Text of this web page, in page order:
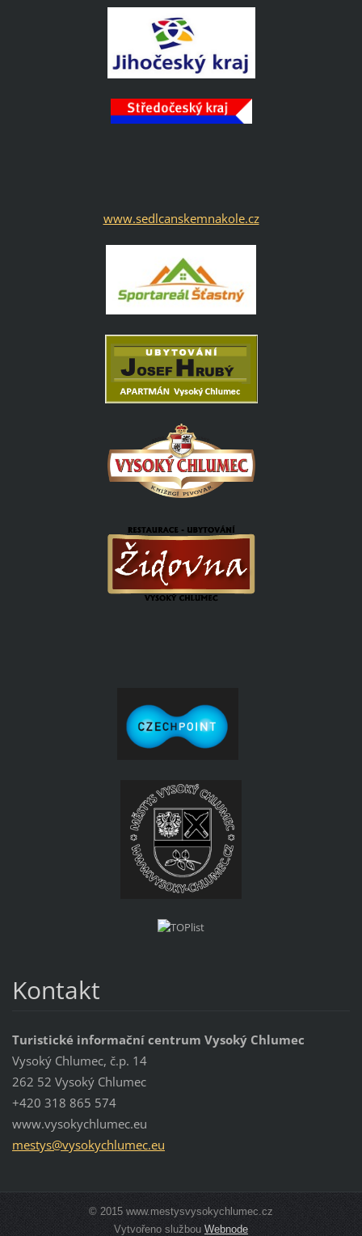
www.sedlcanskemnakole.cz
Kontakt
Turistické informační centrum Vysoký Chlumec
Vysoký Chlumec, č.p. 14
262 52 Vysoký Chlumec
+420 318 865 574
www.vysokychlumec.eu
mestys@vysokychlumec.eu
© 2015 www.mestysvysokychlumec.cz
Vytvořeno službouWebnode